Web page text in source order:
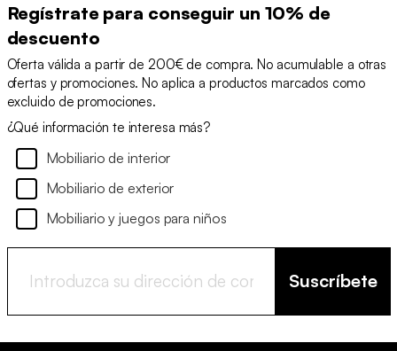
Regístrate para conseguir un 10% de
descuento
Oferta válida a partir de 200€ de compra. No acumulable a otras
ofertas y promociones. No aplica a productos marcados como
excluido de promociones.
¿Qué información te interesa más?
Mobiliario de interior
Mobiliario de exterior
Mobiliario y juegos para niños
Suscríbete